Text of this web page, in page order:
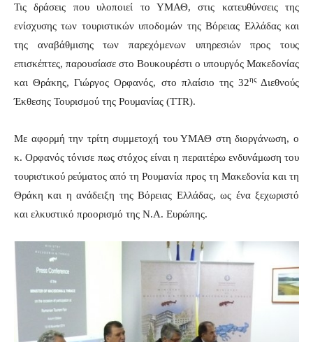
Τις δράσεις που υλοποιεί το ΥΜΑΘ, στις κατευθύνσεις της
ενίσχυσης των τουριστικών υποδομών της Βόρειας Ελλάδας και
της αναβάθμισης των παρεχόμενων υπηρεσιών προς τους
επισκέπτες, παρουσίασε στο Βουκουρέστι ο υπουργός Μακεδονίας
και Θράκης, Γιώργος Ορφανός, στο πλαίσιο της 32ηςΔιεθνούς
Έκθεσης Τουρισμού της Ρουμανίας (TTR).
Με αφορμή την τρίτη συμμετοχή του ΥΜΑΘ στη διοργάνωση, ο
κ. Ορφανός τόνισε πως στόχος είναι η περαιτέρω ενδυνάμωση του
τουριστικού ρεύματος από τη Ρουμανία προς τη Μακεδονία και τη
Θράκη και η ανάδειξη της Βόρειας Ελλάδας, ως ένα ξεχωριστό
και ελκυστικό προορισμό της Ν.Α. Ευρώπης.